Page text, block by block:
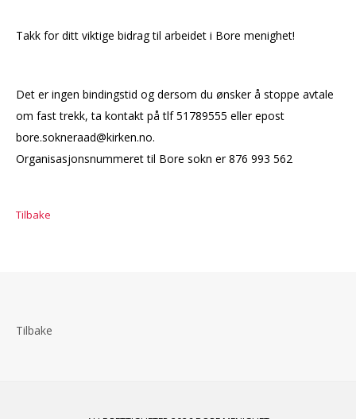
Takk for ditt viktige bidrag til arbeidet i Bore menighet!
Det er ingen bindingstid og dersom du ønsker å stoppe avtale
om fast trekk, ta kontakt på tlf 51789555 eller epost
bore.sokneraad@kirken.no.
Organisasjonsnummeret til Bore sokn er 876 993 562
Tilbake
Tilbake